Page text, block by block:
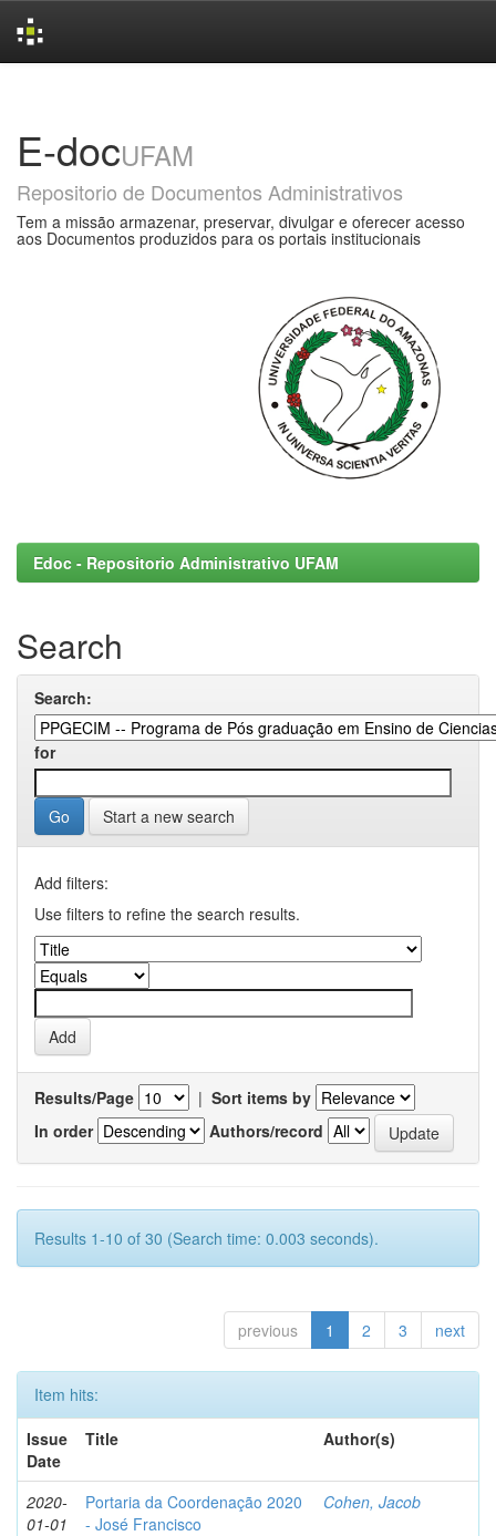
E-docUFAM
Repositorio de Documentos Administrativos
Tem a missão armazenar, preservar, divulgar e oferecer acesso
aos Documentos produzidos para os portais institucionais
Edoc - Repositorio Administrativo UFAM
Search
Search:
for
Start a new search
Add filters:
Use filters to refine the search results.
Results/Page | Sort items by
In order
Authors/record
Results 1-10 of 30 (Search time: 0.003 seconds).
previous 1 2 3 next
Item hits:
Issue
Date
Title Author(s)
2020-
01-01
Portaria da Coordenação 2020
- José Francisco
Cohen, Jacob